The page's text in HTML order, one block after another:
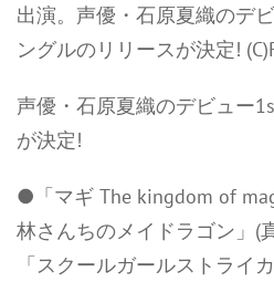
出演。声優・石原夏織のデ
ングルのリリースが決定!
声優・石原夏織のデビュー
が決定!
●「マギ The kingdom of
林さんちのメイドラゴン」(
「スクールガールストライ